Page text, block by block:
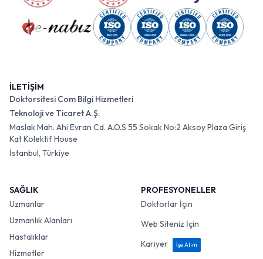
İLETİŞİM
Doktorsitesi Com Bilgi Hizmetleri
Teknoloji ve Ticaret A.Ş.
Maslak Mah. Ahi Evran Cd. A.O.S 55 Sokak No:2 Aksoy Plaza Giriş
Kat Kolektif House
İstanbul, Türkiye
SAĞLIK
Uzmanlar
Uzmanlık Alanları
Hastalıklar
Hizmetler
PROFESYONELLER
Doktorlar İçin
Web Siteniz İçin
Kariyer
İşe Alım